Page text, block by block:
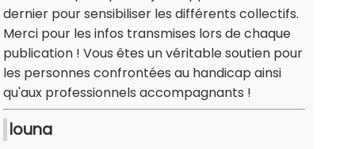
dernier pour sensibiliser les différents collectifs.
Merci pour les infos transmises lors de chaque
publication ! Vous êtes un véritable soutien pour
les personnes confrontées au handicap ainsi
qu'aux professionnels accompagnants !
louna